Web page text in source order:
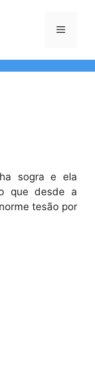
Menu
sogra e ela
que desde a
tesão por